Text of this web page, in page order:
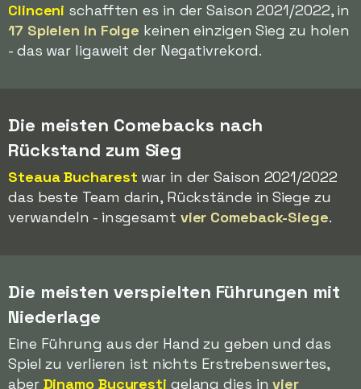
Clinceni schafften es in der Saison 2021/2022, in
17 Spielen in Folge keinen einzigen Sieg zu holen
- das war ligaweit der Negativrekord.
Die meisten Comebacks nach
Rückstand zum Sieg
Steaua Bucharest war in der Saison 2021/2022
das beste Team darin, Rückstände in Siege zu
verwandeln - insgesamt vier Comeback-Siege.
Die meisten verspielten Führungen mit
Niederlage
Eine Führung aus der Hand zu geben und das
Spiel zu verlieren ist nichts Erstrebenswertes,
aber Dinamo Bucuresti gelang dies invier